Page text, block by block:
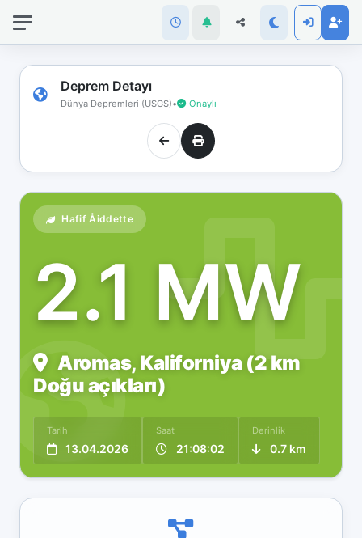
Deprem Detayı
Dünya Depremleri (USGS)• Onaylı
Hafif Åiddette
2.1 MW
Aromas, Kaliforniya (2 km
Doğu açıkları)
Tarih
13.04.2026
Saat
21:08:02
Derinlik
0.7 km
bağlantınız
koptu!
Çevrimdışı
moddasınız.